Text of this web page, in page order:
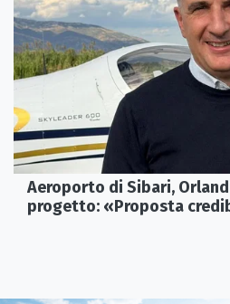
Aeroporto di Sibari,
progetto: «Proposta